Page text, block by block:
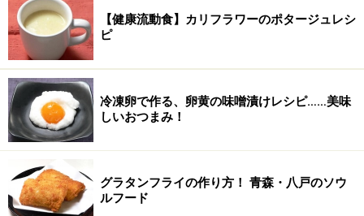
かわいらしい形の、沖縄版ドーナッツ。サクサクとした
食感とふうわりとした甘みが口の中で広がります。今回
はかぼちゃを加えてアレンジ。ぜひお試しください。
かぼちゃのサータアンダギーレシピ……沖縄の伝統的な揚
げ菓子！
かぼちゃもち
【健康流動食】カリフラワーのポタージュレシ
ピ
冷凍卵で作る、卵黄の味噌漬けレシピ……美味
しいおつまみ！
グラタンフライの作り方！ 青森・八戸のソウ
ルフード